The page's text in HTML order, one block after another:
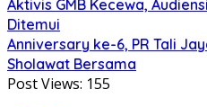
Aktivis GMB Kecewa,
Ditemui
Anniversary ke-6, PR Tali
Sholawat Bersama
Post Views: 155